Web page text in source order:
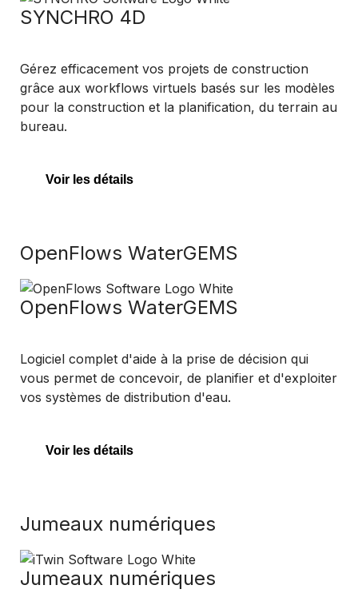
SYNCHRO 4D
Gérez efficacement vos projets de construction
grâce aux workflows virtuels basés sur les modèles
pour la construction et la planification, du terrain au
bureau.
Voir les détails
OpenFlows WaterGEMS
OpenFlows WaterGEMS
Logiciel complet d'aide à la prise de décision qui
vous permet de concevoir, de planifier et d'exploiter
vos systèmes de distribution d'eau.
Voir les détails
Jumeaux numériques
Jumeaux numériques